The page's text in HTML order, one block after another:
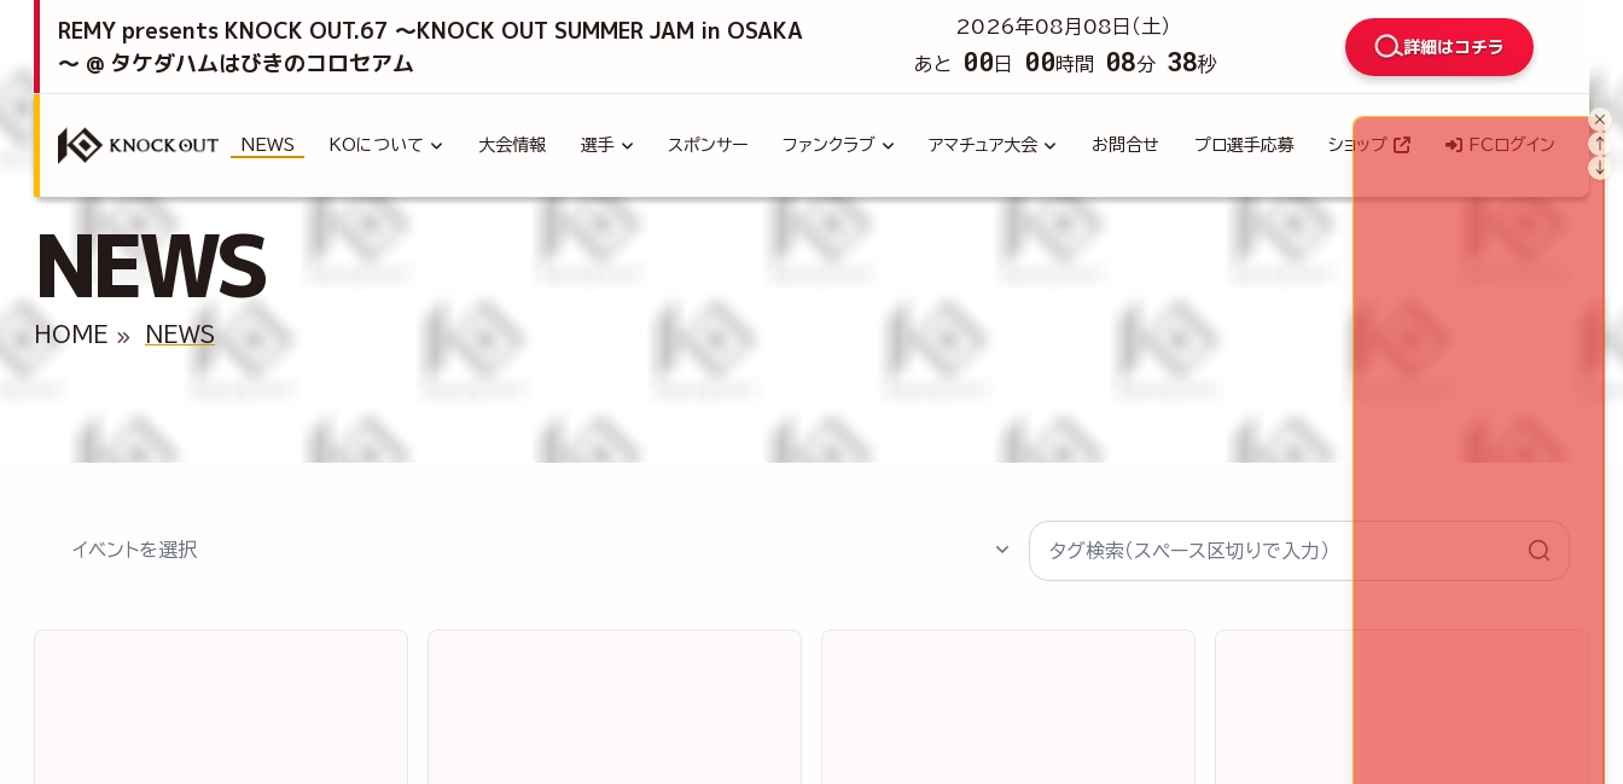
REMY presents KNOCK OUT.67 ～KNOCK OUT SUMMER JAM in OSAKA
～ @ タケダハムはびきのコロセアム
2026年08月08日（土）
あと
00 日 00時間 08分 37秒
詳細はコチラ
NEWS KOについて 大会情報 選手 スポンサー ファンクラブ アマチュア大会 お問合せ プロ選手応募 ショップ FCログイン
NEWS
HOME NEWS
イベントを選択
タグ検索
×
↑
↓